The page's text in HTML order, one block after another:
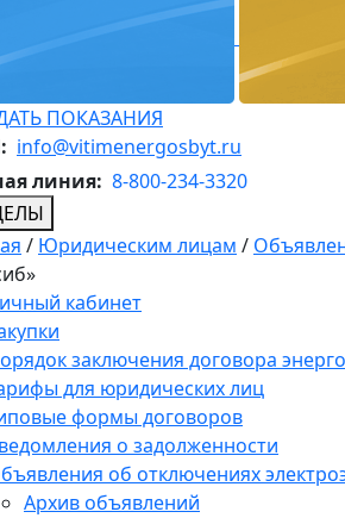
ПОКАЗАНИЯ
info@vitimenergosbyt.ru
линия: 8-800-234-3320
/ Юридическим лицам /
кабинет
заключения договора
для юридических лиц
формы договоров
о задолженности
об отключениях
Архив объявлений